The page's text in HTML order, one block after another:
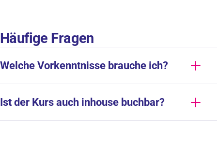
Häufige Fragen
Welche Vorkenntnisse brauche ich?
Ist der Kurs auch inhouse buchbar?